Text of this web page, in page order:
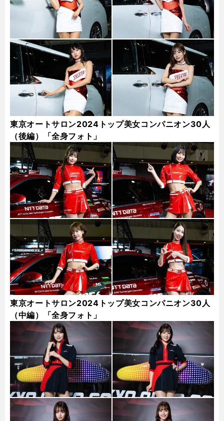
東京オートサロン2024トップ美女コンパニオン30人
（後編）「全身フォト」
東京オートサロン2024トップ美女コンパニオン30人
（中編）「全身フォト」